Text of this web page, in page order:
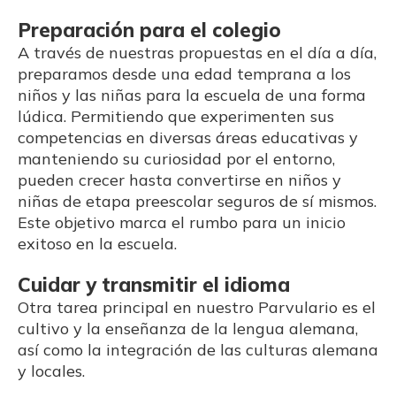
Preparación para el colegio
A través de nuestras propuestas en el día a día,
preparamos desde una edad temprana a los
niños y las niñas para la escuela de una forma
lúdica. Permitiendo que experimenten sus
competencias en diversas áreas educativas y
manteniendo su curiosidad por el entorno,
pueden crecer hasta convertirse en niños y
niñas de etapa preescolar seguros de sí mismos.
Este objetivo marca el rumbo para un inicio
exitoso en la escuela.
Cuidar y transmitir el idioma
Otra tarea principal en nuestro Parvulario es el
cultivo y la enseñanza de la lengua alemana,
así como la integración de las culturas alemana
y locales.